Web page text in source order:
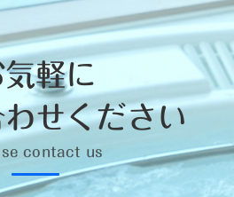
軽に
せください
contact us